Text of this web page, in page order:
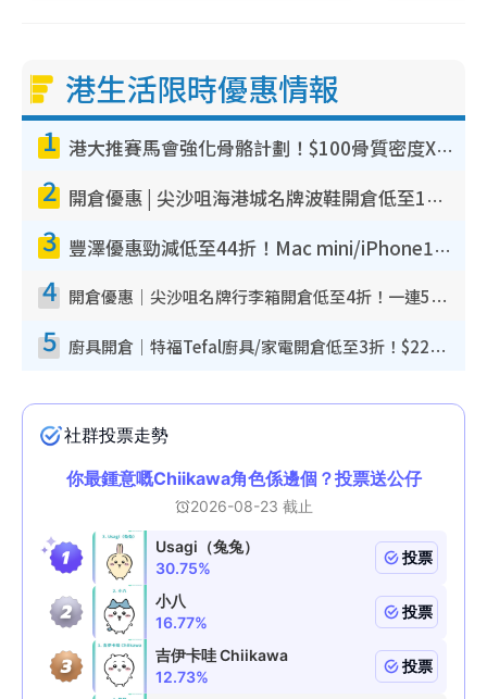
港生活限時優惠情報
1 港大推賽馬會強化骨骼計劃！$100骨質密度X光檢查 完成免費運動訓練送超市禮券！附參加資格
2 開倉優惠 | 尖沙咀海港城名牌波鞋開倉低至1折！On鞋$899起／Joy&Peace鞋履$98起
3 豐澤優惠勁減低至44折！Mac mini/iPhone17Pro大減價！廚房家電$220起
4 開倉優惠｜尖沙咀名牌行李箱開倉低至4折！一連5日 American Tourister/ace./Hallmark $200起！
5 廚具開倉｜特福Tefal廚具/家電開倉低至3折！$220起買平底鍋/炒鑊/湯煲！電飯煲/吸塵機/燙斗$418起